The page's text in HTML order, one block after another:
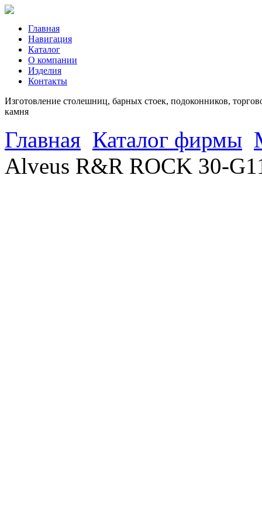
Главная
Навигация
Каталог
О компании
Изделия
Контакты
Изготовление столешниц, барных стоек, подоконников,
камня
Главная Каталог фирмы
Alveus R&R ROCK 30-